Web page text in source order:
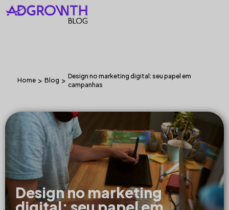
Home > Blog > Design no marketing digital: seu papel em
campanhas
Design no marketing